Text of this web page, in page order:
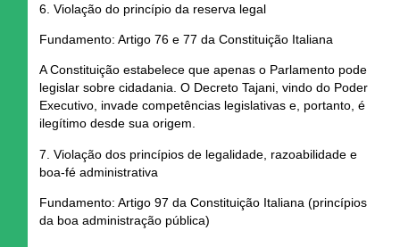
6. Violação do princípio da reserva legal
Fundamento: Artigo 76 e 77 da Constituição Italiana
A Constituição estabelece que apenas o Parlamento pode
legislar sobre cidadania. O Decreto Tajani, vindo do Poder
Executivo, invade competências legislativase, portanto, é
ilegítimo desde sua origem.
7. Violação dos princípios de legalidade, razoabilidade e
boa-fé administrativa
Fundamento: Artigo 97 da Constituição Italiana (princípios
da boa administração pública)